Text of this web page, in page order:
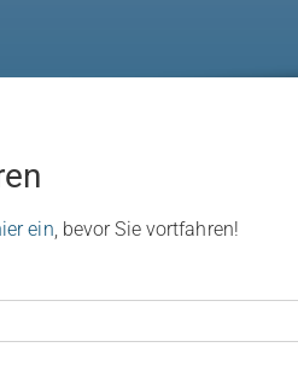
ein, bevor Sie vortfahren!